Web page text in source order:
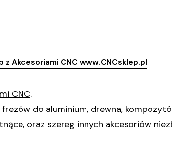
z Akcesoriami CNC www.CNCsklep.pl
CNC.
do aluminium, drewna,
oraz szereg innych akcesoriów